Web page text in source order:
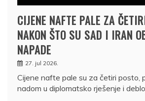
CIJENE NAFTE PALE ZA
NAKON ŠTO SU SAD I IRAN
NAPADE
27. jul 2026.
Cijene nafte pale su za četiri posto,
nadom u diplomatsko rješenje i